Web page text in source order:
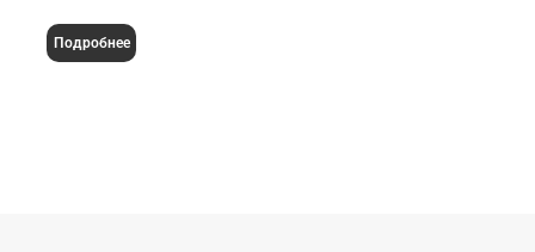
Подробнее